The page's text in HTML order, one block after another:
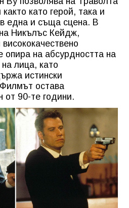
като герой, така и
една и съща сцена. В
Никълъс Кейдж,
опира на абсурдността на
лица, като
истински
остава
от 90-те години.